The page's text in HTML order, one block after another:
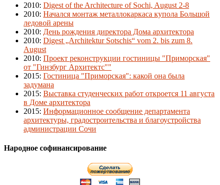
2010: Digest of the Architecture of Sochi, August 2-8
2010: Начался монтаж металлокаркаса купола Большой
ледовой арены
2010: День рождения директора Дома архитектора
2010: Digest „Architektur Sotschis“ vom 2. bis zum 8.
August
2010: Проект реконструкции гостиницы "Приморская"
от "Гинзбург Архитектс""
2015: Гостиница "Приморская": какой она была
задумана
2015: Выставка студенческих работ откроется 11 августа
в Доме архитектора
2015: Информационное сообщение департамента
архитектуры, градостроительства и благоустройства
администрации Сочи
Народное софинансирование